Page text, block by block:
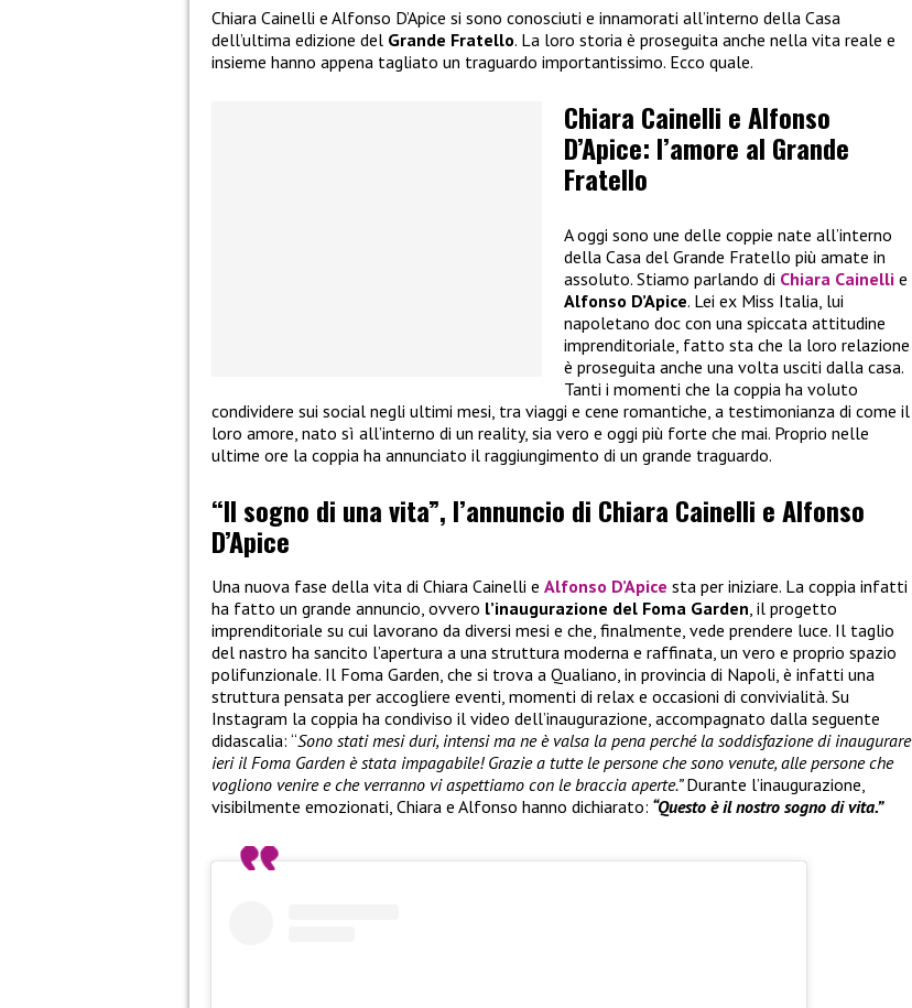
Chiara Cainelli e Alfonso D’Apice si sono conosciuti e innamorati all’interno della Casa
dell’ultima edizione del Grande Fratello. La loro storia è proseguita anche nella vita reale e
insieme hanno appena tagliato un traguardo importantissimo. Ecco quale.
Chiara Cainelli e Alfonso
D’Apice: l’amore al Grande
Fratello
A oggi sono une delle coppie nate all’interno
della Casa del Grande Fratello più amate in
assoluto. Stiamo parlando di Chiara Cainelli e
Alfonso D’Apice. Lei ex Miss Italia, lui
napoletano doc con una spiccata attitudine
imprenditoriale, fatto sta che la loro relazione
è proseguita anche una volta usciti dalla casa.
Tanti i momenti che la coppia ha voluto
condividere sui social negli ultimi mesi, tra viaggi e cene romantiche, a testimonianza di come il
loro amore, nato sì all’interno di un reality, sia vero e oggi più forte che mai. Proprio nelle
ultime ore la coppia ha annunciato il raggiungimento di un grande traguardo.
“Il sogno di una vita”, l’annuncio di Chiara Cainelli e Alfonso
D’Apice
Una nuova fase della vita di Chiara Cainelli e Alfonso D’Apice sta per iniziare. La coppia infatti
ha fatto un grande annuncio, ovvero l’inaugurazione del Foma Garden , il progetto
imprenditoriale su cui lavorano da diversi mesi e che, finalmente, vede prendere luce. Il taglio
del nastro ha sancito l’apertura a una struttura moderna e raffinata, un vero e proprio spazio
polifunzionale. Il Foma Garden, che si trova a Qualiano, in provincia di Napoli, è infatti una
struttura pensata per accogliere eventi, momenti di relax e occasioni di convivialità. Su
Instagram la coppia ha condiviso il video dell’inaugurazione, accompagnato dalla seguente
didascalia: “Sono stati mesi duri, intensi ma ne è valsa la pena perché la soddisfazione di inaugurare
ieri il Foma Garden è stata impagabile! Grazie a tutte le persone che sono venute, alle persone che
vogliono venire e che verranno vi aspettiamo con le braccia aperte.”Durante l’inaugurazione,
visibilmente emozionati, Chiara e Alfonso hanno dichiarato: “Questo è il nostro sogno di vita.”